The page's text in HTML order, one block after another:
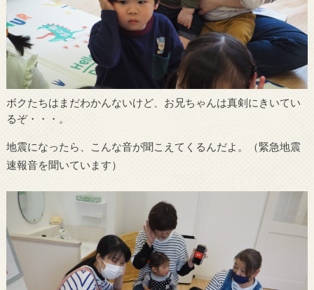
ボクたちはまだわかんないけど、お兄ちゃんは真剣にきいてい
るぞ・・・。
地震になったら、こんな音が聞こえてくるんだよ。（緊急地震
速報音を聞いています）